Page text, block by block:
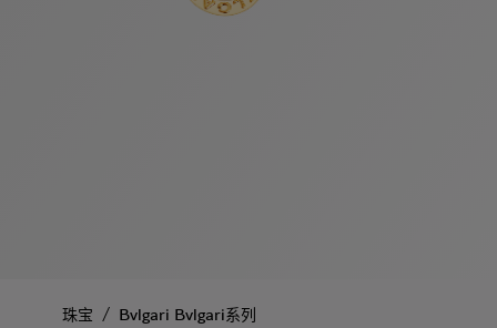
珠宝 / Bvlgari Bvlgari系列